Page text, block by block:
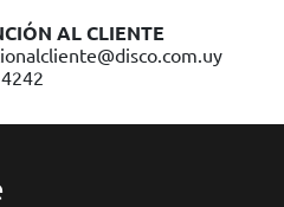
AL CLIENTE